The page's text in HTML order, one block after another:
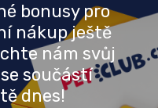
bonusy pro
nákup ještě
nám svůj
součástí
dnes!